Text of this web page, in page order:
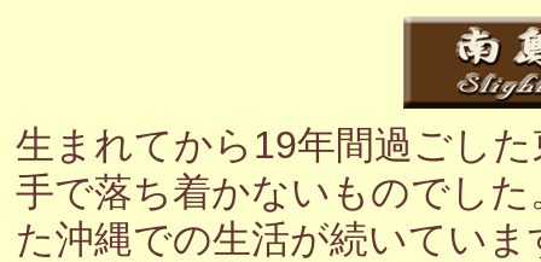
生まれてから19年間過ごし
手で落ち着かないものでし
た沖縄での生活が続いてい